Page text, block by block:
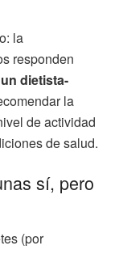
la
responden
dietista-
la
de actividad
de salud.
sí, pero
(por